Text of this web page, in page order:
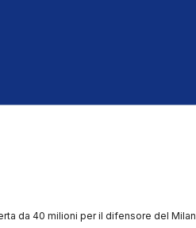
da 40 milioni per il difensore del Milan